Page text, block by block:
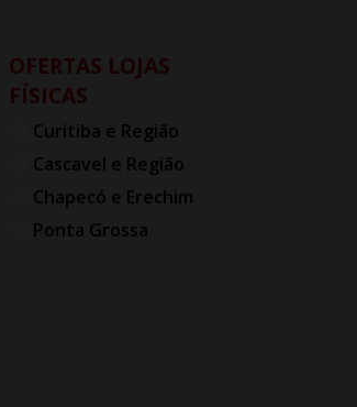
OFERTAS LOJAS
FÍSICAS
Curitiba e Região
Cascavel e Região
Chapecó e Erechim
Ponta Grossa